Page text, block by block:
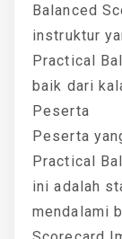
Balanced
instruktur
Practical
baik dari
Peserta
Peserta
Practical
ini adalah
mendalami